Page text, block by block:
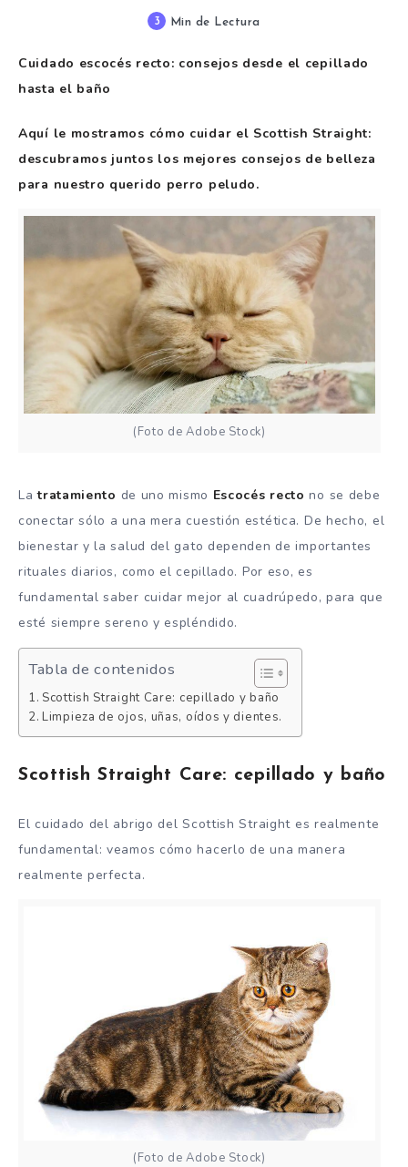
3 Min de Lectura
Cuidado escocés recto: consejos desde el cepillado
hasta el baño
Aquí le mostramos cómo cuidar el Scottish Straight:
descubramos juntos los mejores consejos de belleza
para nuestro querido perro peludo.
(Foto de Adobe Stock)
La tratamiento de uno mismo Escocés recto no se debe
conectar sólo a una mera cuestión estética. De hecho, el
bienestar y la salud del gato dependen de importantes
rituales diarios, como el cepillado. Por eso, es
fundamental saber cuidar mejor al cuadrúpedo, para que
esté siempre sereno y espléndido.
Tabla de contenidos
Scottish Straight Care: cepillado y baño
Limpieza de ojos, uñas, oídos y dientes.
Scottish Straight Care: cepillado y baño
El cuidado del abrigo del Scottish Straight es realmente
fundamental: veamos cómo hacerlo de una manera
realmente perfecta.
(Foto de Adobe Stock)